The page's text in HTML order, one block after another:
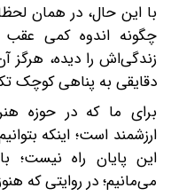
با این حال، در همان
چگونه اندوه‌ کمی
زندگی‌اش را دیده، هرگز
دقایقی به پناهی کوچک
برای ما که در حوزه
ارزشمند است؛ اینکه
این پایان راه نیست؛
می‌مانیم؛ در روایتی که